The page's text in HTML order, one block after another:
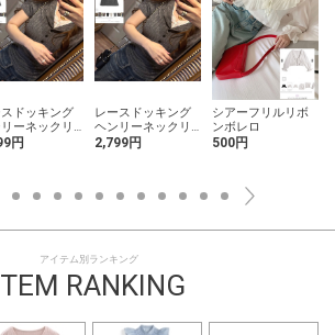
ドッキング
ーネックリ
プス
円
レースドッキング
ヘンリーネックリ
ブトップス
2,799円
シアーフリルリボ
ンボレロ
500円
アイテム別ランキング
RANKING